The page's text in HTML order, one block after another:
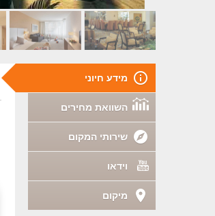
מידע חיוני
השוואת מחירים
שירותי המקום
וידאו
מיקום